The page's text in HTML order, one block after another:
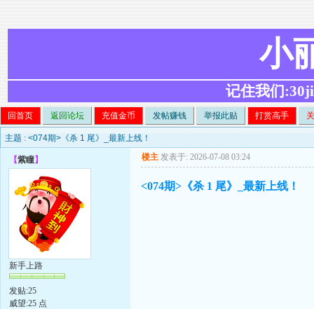
小
记住我们
回首页 返回论坛 充值金币 发帖赚钱 举报此贴 打赏高手
主题 : <074期>《杀 1 尾》_最新上线！
【紫瞳】
新手上路
发贴:25
威望:25 点
楼主 发表于: 2026-07-08 03:24
<074期>《杀 1 尾》_最新上线！